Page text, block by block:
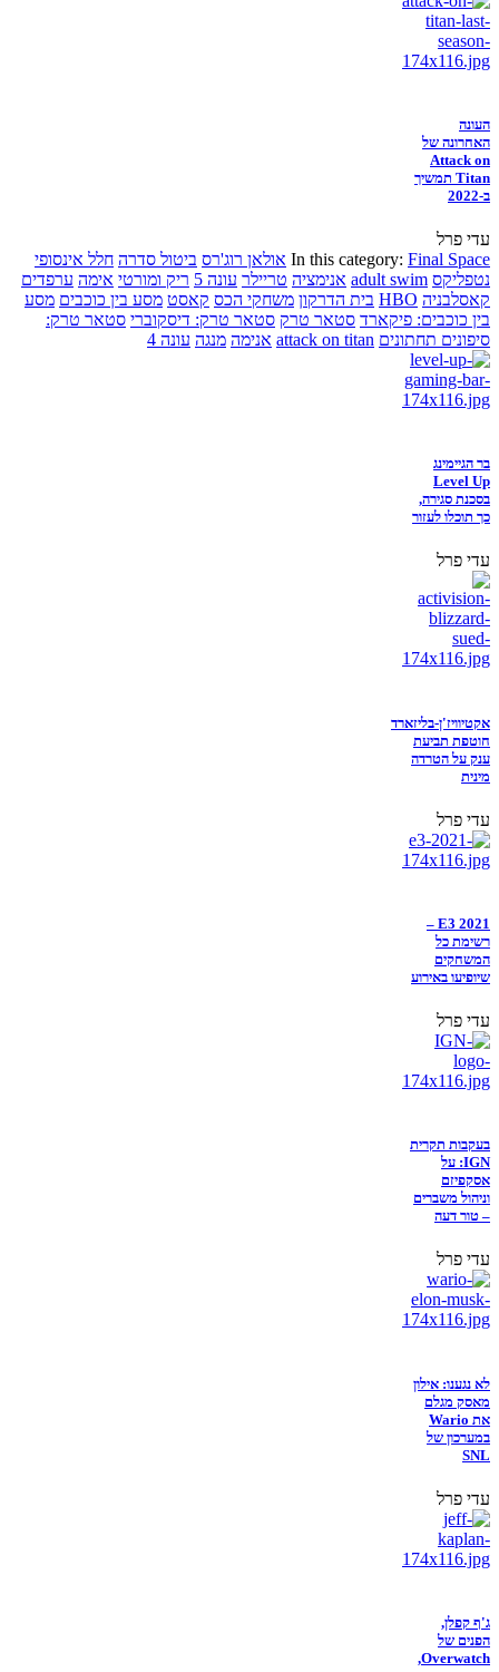
העונה
האחרונה של
Attack on
Titan תמשיך
ב-2022
עדי פרל
In this category: Final Space אולאן רוג'רס ביטול סדרה חלל אינסופי
נטפליקס adult swim אנימציה טריילר עונה 5 ריק ומורטי אימה ערפדים
קאסלבניה HBO בית הדרקון משחקי הכס קאסט מסע בין כוכבים מסע
בין כוכבים: פיקארד סטאר טרק סטאר טרק: דיסקוברי סטאר טרק:
סיפונים תחתונים attack on titan אנימה מנגה עונה 4
בר הגיימינג
Level Up
בסכנת סגירה,
כך תוכלו לעזור
עדי פרל
אקטיוויז'ן-בליזארד
חוטפת תביעת
ענק על הטרדה
מינית
עדי פרל
E3 2021 –
רשימת כל
המשחקים
שיופיעו באירוע
עדי פרל
בעקבות תקרית
IGN: על
אסקפיזם
וניהול משברים
– טור דעה
עדי פרל
לא נגענו: אילון
מאסק מגלם
את Wario
במערכון של
SNL
עדי פרל
ג'ף קפלן,
הפנים של
Overwatch,